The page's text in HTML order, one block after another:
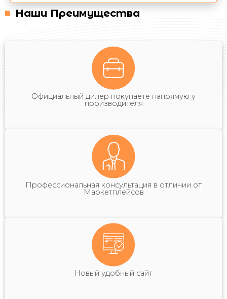
Наши Преимущества
Официальный дилер покупаете напрямую у
производителя
Профессиональная консультация в отличии от
Маркетплейсов
Новый удобный сайт